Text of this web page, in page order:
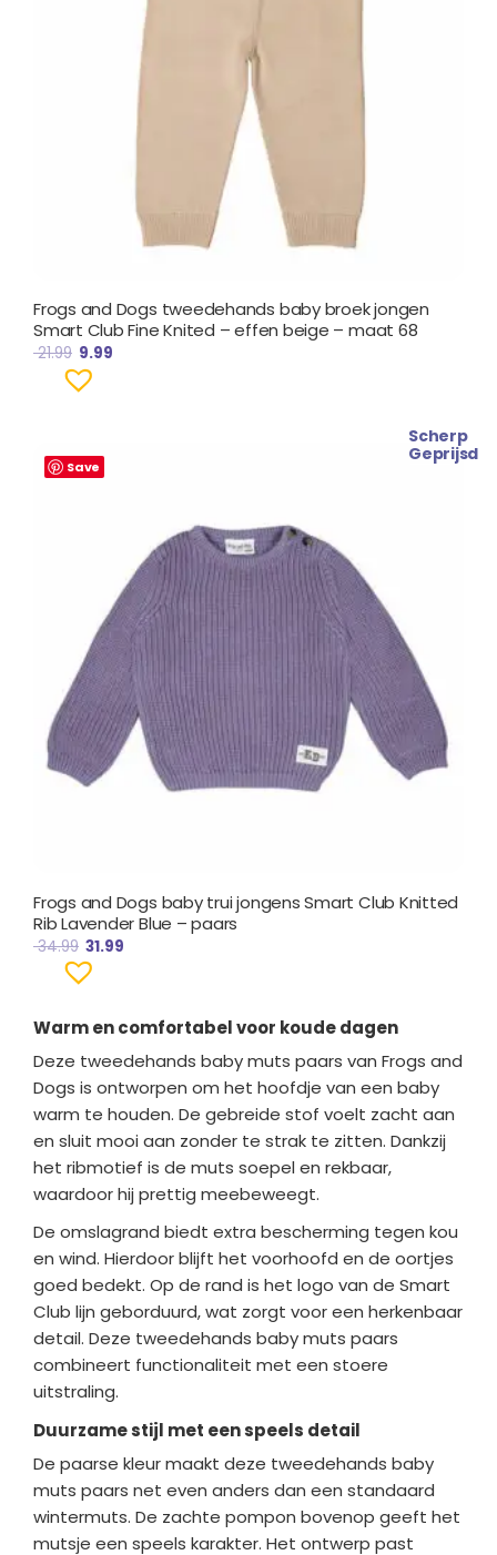
Frogs and Dogs tweedehands baby broek jongen
Smart Club Fine Knited – effen beige – maat 68
21.99 9.99
Save
Scherp
Geprijsd
Frogs and Dogs baby trui jongens Smart Club Knitted
Rib Lavender Blue – paars
34.99
prijs
31.99
Warm en comfortabel voor koude dagen
Deze tweedehands baby muts paars van Frogs and
Dogs is ontworpen om het hoofdje van een baby
warm te houden. De gebreide stof voelt zacht aan
en sluit mooi aan zonder te strak te zitten. Dankzij
het ribmotief is de muts soepel en rekbaar,
waardoor hij prettig meebeweegt.
De omslagrand biedt extra bescherming tegen kou
en wind. Hierdoor blijft het voorhoofd en de oortjes
goed bedekt. Op de rand is het logo van de Smart
Club lijn geborduurd, wat zorgt voor een herkenbaar
detail. Deze tweedehands baby muts paars
combineert functionaliteit met een stoere
uitstraling.
Duurzame stijl met een speels detail
De paarse kleur maakt deze tweedehands baby
muts paars net even anders dan een standaard
wintermuts. De zachte pompon bovenop geeft het
mutsje een speels karakter. Het ontwerp past